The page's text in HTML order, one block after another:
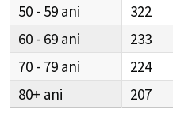
50 - 59
322
60 - 69
233
70 - 79
224
80+
207